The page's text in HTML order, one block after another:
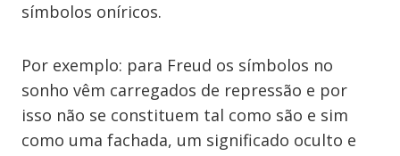
símbolos oníricos.
Por exemplo: para Freud os símbolos no
sonho vêm carregados de repressão e por
isso não se constituem tal como são e sim
como uma fachada, um significado oculto e